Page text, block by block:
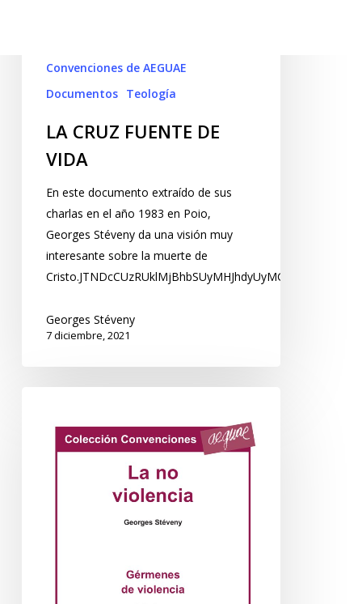
Convenciones de AEGUAE
Documentos Teología
LA CRUZ FUENTE DE
VIDA
En este documento extraído de sus
charlas en el año 1983 en Poio,
Georges Stéveny da una visión muy
interesante sobre la muerte de
Georges Stéveny
7 diciembre, 2021